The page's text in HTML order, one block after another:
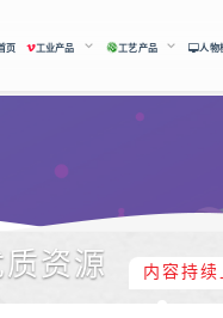
首页 工业产品 工艺产品 人物
资源 内容持续